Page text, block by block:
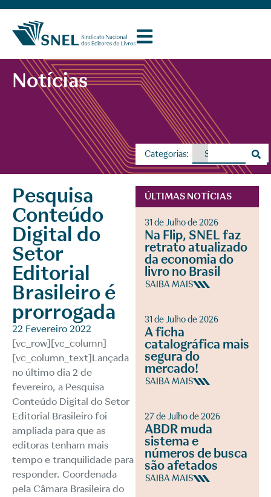
Notícias
Categorias:
Pesquisa
Conteúdo
Digital do
Setor
Editorial
Brasileiro é
prorrogada
22 Fevereiro 2022
[vc_row][vc_column]
[vc_column_text]Lançada
no último dia 2 de
fevereiro, a Pesquisa
Conteúdo Digital do Setor
Editorial Brasileiro foi
ampliada para que as
editoras tenham mais
tempo e tranquilidade para
responder. Coordenada
pela Câmara Brasileira do
ÚLTIMAS NOTÍCIAS
31 de Julho de 2026
Na Flip, SNEL faz
retrato atualizado
da economia do
livro no Brasil
SAIBA MAIS
31 de Julho de 2026
A ficha
catalográfica mais
segura do
mercado!
SAIBA MAIS
27 de Julho de 2026
ABDR muda
sistema e
números de busca
são afetados
SAIBA MAIS